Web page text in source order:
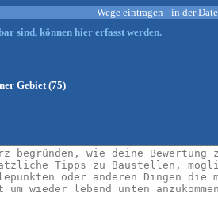
Wege eintragen - in der
sind, können hier erfasst werden.
Gebiet (75)